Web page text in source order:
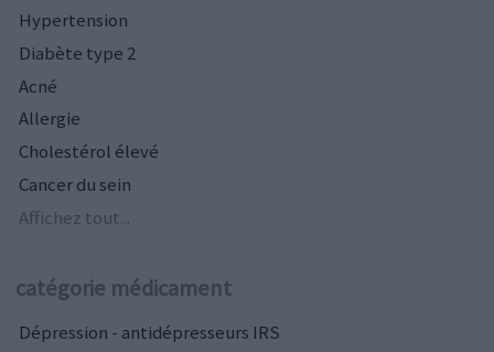
Hypertension
Diabète type 2
Acné
Allergie
Cholestérol élevé
Cancer du sein
Affichez tout...
catégorie médicament
Dépression - antidépresseurs IRS